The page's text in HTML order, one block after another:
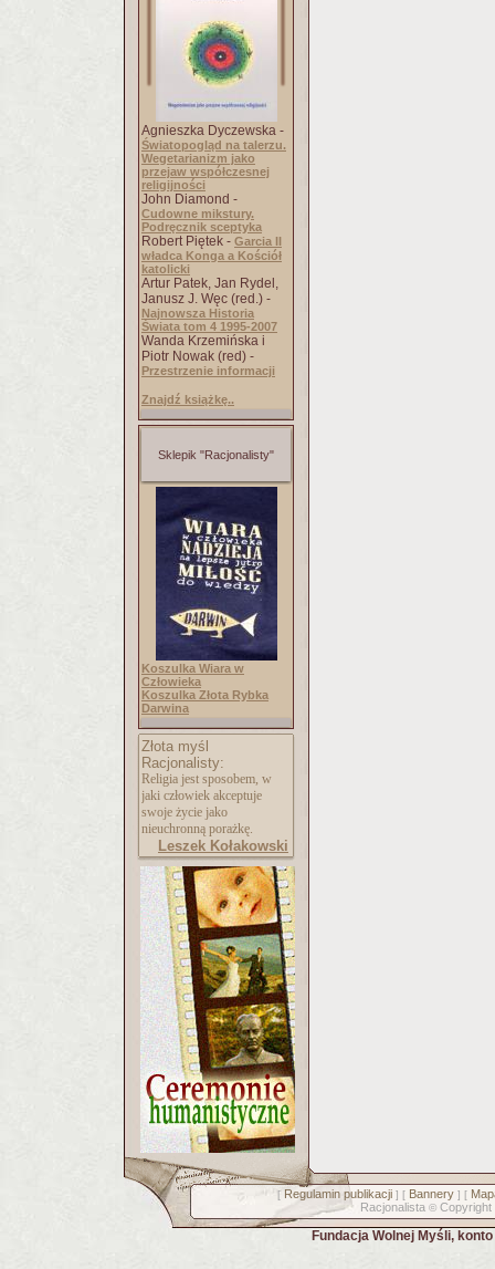
Agnieszka Dyczewska -
Światopogląd na talerzu.
Wegetarianizm jako
przejaw współczesnej
religijności
John Diamond -
Cudowne mikstury.
Podręcznik sceptyka
Robert Piętek - Garcia II
władca Konga a Kościół
katolicki
Artur Patek, Jan Rydel,
Janusz J. Węc (red.) -
Najnowsza Historia
Świata tom 4 1995-2007
Wanda Krzemińska i
Piotr Nowak (red) -
Przestrzenie informacji
Znajdź książkę..
Sklepik "Racjonalisty"
Koszulka Wiara w
Człowieka
Koszulka Złota Rybka
Darwina
Złota myśl
Racjonalisty:
Religia jest sposobem, w
jaki człowiek akceptuje
swoje życie jako
nieuchronną porażkę.
Leszek Kołakowski
[ Regulamin publikacji] [ Bannery] [
Racjonalista © Copyright
Fundacja Wolnej Myśli,